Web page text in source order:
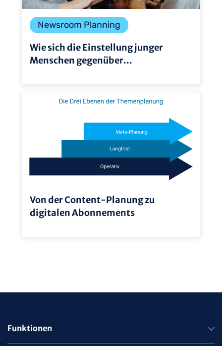
Newsroom Planning
Wie sich die Einstellung junger
Menschen gegenüber...
Von der Content-Planung zu
digitalen Abonnements
Funktionen